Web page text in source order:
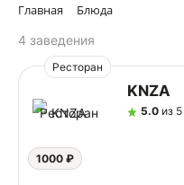
Главная Блюда
4 заведения
Ресторан
KNZA
5.0из 5
1000 ₽